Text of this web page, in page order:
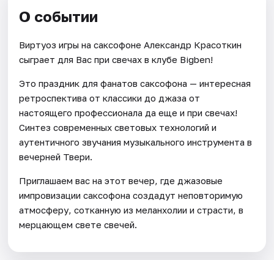
О событии
Виртуоз игры на саксофоне Александр Красоткин
сыграет для Вас при свечах в клубе Bigben!
Это праздник для фанатов саксофона — интересная
ретроспектива от классики до джаза от
настоящего профессионала да еще и при свечах!
Синтез современных световых технологий и
аутентичного звучания музыкального инструмента в
вечерней Твери.
Приглашаем вас на этот вечер, где джазовые
импровизации саксофона создадут неповторимую
атмосферу, сотканную из меланхолии и страсти, в
мерцающем свете свечей.